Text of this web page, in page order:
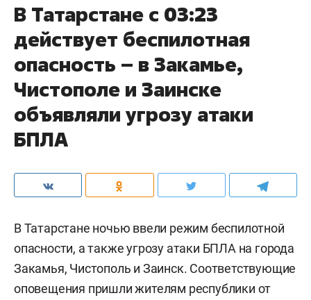
В Татарстане с 03:23
действует беспилотная
опасность – в Закамье,
Чистополе и Заинске
объявляли угрозу атаки
БПЛА
В Татарстане ночью ввели режим беспилотной
опасности, а также угрозу атаки БПЛА на города
Закамья, Чистополь и Заинск. Соответствующие
оповещения пришли жителям республики от